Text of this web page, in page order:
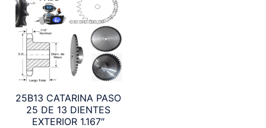
25B13 CATARINA PASO
25 DE 13 DIENTES
EXTERIOR 1.167″